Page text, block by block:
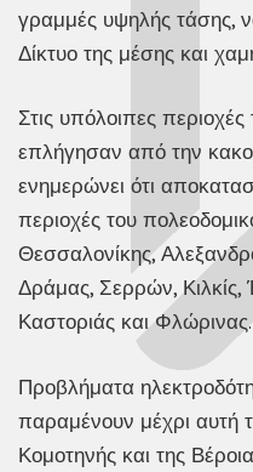
γραμμές υψηλής τάσης,
Δίκτυο της μέσης και
Στις υπόλοιπες
επλήγησαν από την
ενημερώνει ότι
περιοχές του
Θεσσαλονίκης,
Δράμας, Σερρών, Κιλκίς,
Καστοριάς και Φλώρινας.
Προβλήματα
παραμένουν μέχρι αυτή
Κομοτηνής και της